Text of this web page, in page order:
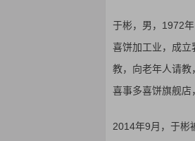
于彬，男，1972
喜饼加工业，成
教，向老年人请教
喜事多喜饼旗舰店
2014年9月，于彬